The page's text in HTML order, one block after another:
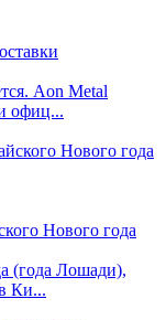
Aon Metal
офиц...
Нового года
(года Лошади),
Ки...